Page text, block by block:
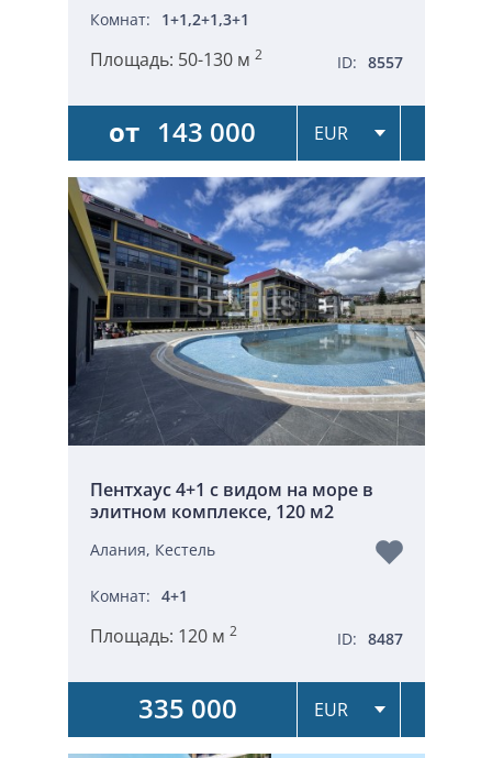
Комнат: 1+1,2+1,3+1
Площадь: 50-130 м 2 ID: 8557
от 143 000
Пентхаус 4+1 с видом на море в
элитном комплексе, 120 м2
Алания, Кестель
Комнат: 4+1
Площадь: 120 м 2 ID: 8487
335 000